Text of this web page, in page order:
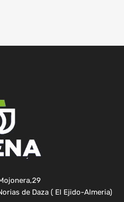
de Daza ( El Ejido-Almeria)